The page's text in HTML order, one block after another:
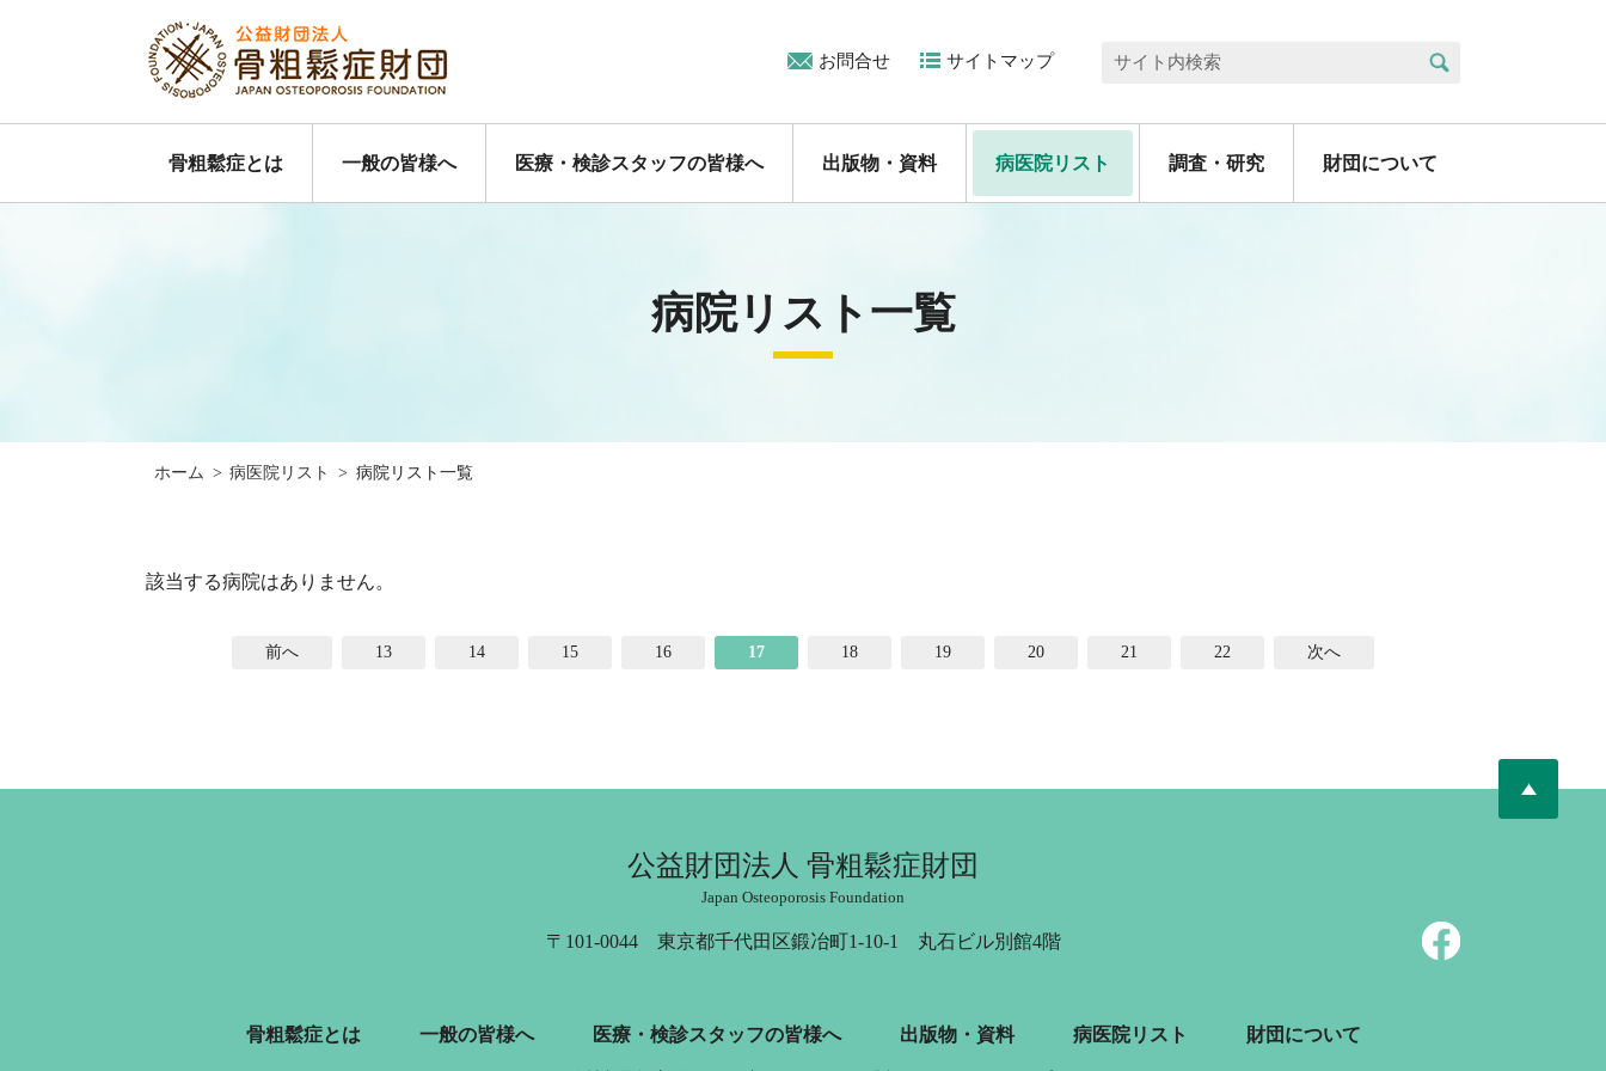
お問合せ サイトマップ サイト内検索
骨粗鬆症とは 一般の皆様へ 医療・検診スタッフの皆様へ 出版物・資料 病医院リスト 調査・研究 財団について
病院リスト一覧
ホーム > 病医院リスト > 病院リスト一覧
該当する病院はありません。
前へ 13 14 15 16 17 18 19 20 21 22 次へ
公益財団法人 骨粗鬆症財団
Japan Osteoporosis Foundation
〒101-0044 東京都千代田区鍛冶町1-10-1 丸石ビル別館4階
骨粗鬆症とは 一般の皆様へ 医療・検診スタッフの皆様へ 出版物・資料 病医院リスト 財団について